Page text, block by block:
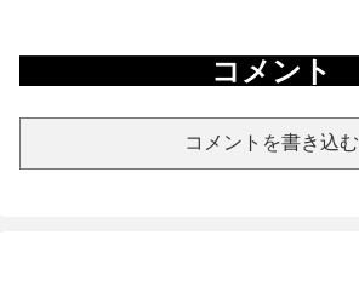
コメント
コメントを書き込む